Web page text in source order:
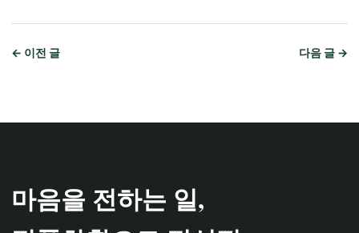
← 이전 글 다음 글 →
마음을 전하는 일,